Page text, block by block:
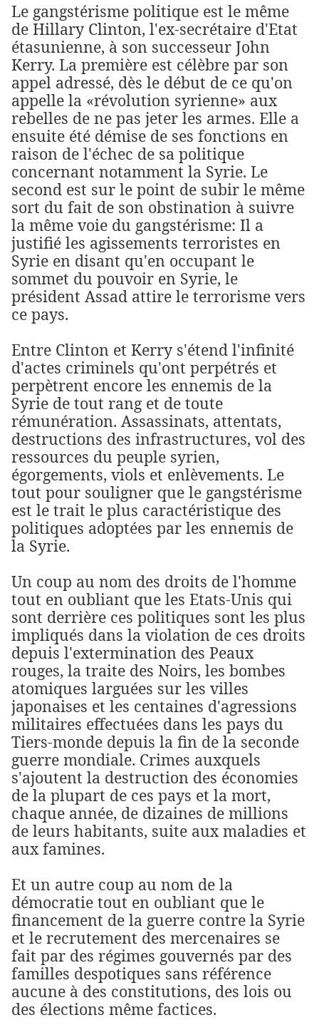
Le gangstérisme politique est le même
de Hillary Clinton, l'ex-secrétaire d'Etat
étasunienne, à son successeur John
Kerry. La première est célèbre par son
appel adressé, dès le début de ce qu'on
appelle la «révolution syrienne» aux
rebelles de ne pas jeter les armes. Elle a
ensuite été démise de ses fonctions en
raison de l'échec de sa politique
concernant notamment la Syrie. Le
second est sur le point de subir le même
sort du fait de son obstination à suivre
la même voie du gangstérisme: Il a
justifié les agissements terroristes en
Syrie en disant qu'en occupant le
sommet du pouvoir en Syrie, le
président Assad attire le terrorisme vers
ce pays.
Entre Clinton et Kerry s'étend l'infinité
d'actes criminels qu'ont perpétrés et
perpètrent encore les ennemis de la
Syrie de tout rang et de toute
rémunération. Assassinats, attentats,
destructions des infrastructures, vol des
ressources du peuple syrien,
égorgements, viols et enlèvements. Le
tout pour souligner que le gangstérisme
est le trait le plus caractéristique des
politiques adoptées par les ennemis de
la Syrie.
Un coup au nom des droits de l'homme
tout en oubliant que les Etats-Unis qui
sont derrière ces politiques sont les plus
impliqués dans la violation de ces droits
depuis l'extermination des Peaux
rouges, la traite des Noirs, les bombes
atomiques larguées sur les villes
japonaises et les centaines d'agressions
militaires effectuées dans les pays du
Tiers-monde depuis la fin de la seconde
guerre mondiale. Crimes auxquels
s'ajoutent la destruction des économies
de la plupart de ces pays et la mort,
chaque année, de dizaines de millions
de leurs habitants, suite aux maladies et
aux famines.
Et un autre coup au nom de la
démocratie tout en oubliant que le
financement de la guerre contre la Syrie
et le recrutement des mercenaires se
fait par des régimes gouvernés par des
familles despotiques sans référence
aucune à des constitutions, des lois ou
des élections même factices.